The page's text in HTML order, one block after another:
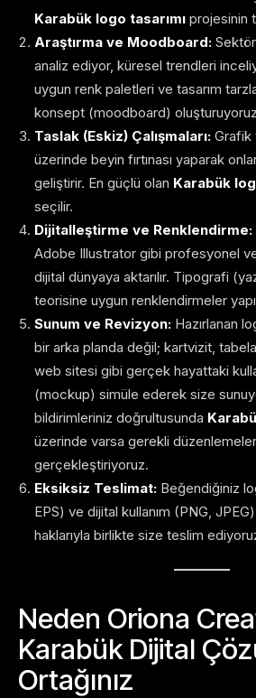
Karabük logo tasarımı projesinin
Araştırma ve Moodboard:
analiz ediyor, küresel trendleri
uygun renk paletleri ve tasarım
konsept (moodboard)
Taslak (Eskiz) Çalışmaları: Grafik
üzerinde beyin fırtınası yaparak
geliştirir. En güçlü olan Karabük
seçilir.
Dijitalleştirme ve Renklendirme:
Adobe Illustrator gibi profesyonel
dijital dünyaya aktarılır. Tipografi
teorisine uygun renklendirmeler
Sunum ve Revizyon: Hazırlanan
bir arka planda değil; kartvizit,
web sitesi gibi gerçek hayattaki
(mockup) simüle ederek size
bildirimleriniz doğrultusunda
üzerinde varsa gerekli
gerçekleştiriyoruz.
Eksiksiz Teslimat: Beğendiğiniz
EPS) ve dijital kullanım (PNG,
haklarıyla birlikte size teslim
Neden Oriona
Karabük Dijital
Ortağınız